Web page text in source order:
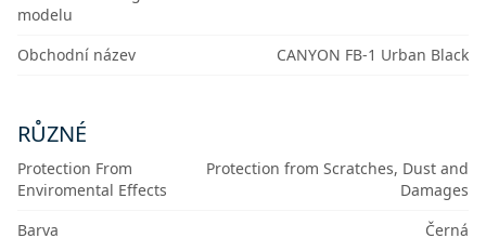
modelu
Obchodní název CANYON FB-1 Urban Black
RŮZNÉ
Protection From
Enviromental Effects
Protection from Scratches, Dust and
Damages
Barva
Černá